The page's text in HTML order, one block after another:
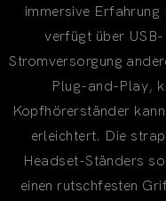
immersive
verfügt über
Stromversorgung
Plug-and-Play,
Kopfhörerständer
erleichtert. Die
Headset-Ständers
einen rutschfesten